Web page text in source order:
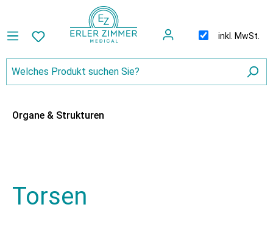
inkl. MwSt.
Organe & Strukturen
Torsen